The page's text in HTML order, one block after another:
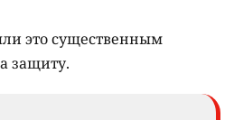
это существенным
защиту.